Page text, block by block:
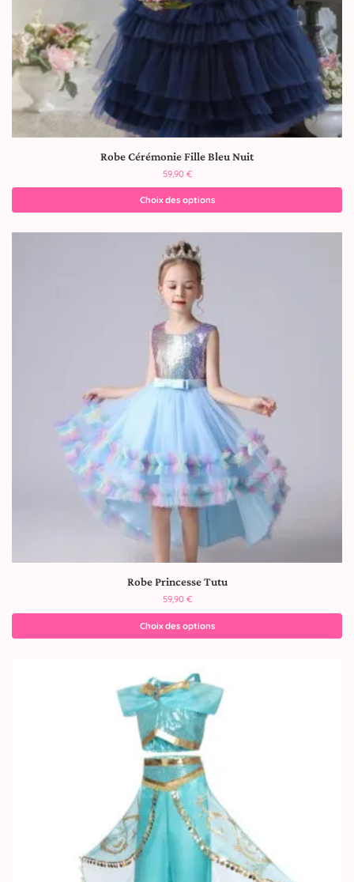
Robe Cérémonie Fille Bleu Nuit
59,90 €
Choix des options
Robe Princesse Tutu
59,90 €
Choix des options